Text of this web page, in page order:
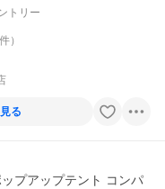
トリー
件）
る
プアップテント コンパ